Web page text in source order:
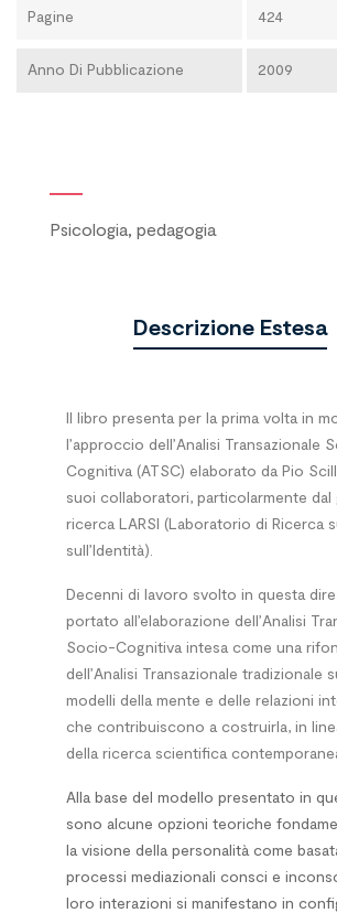
Pagine 424
Anno Di Pubblicazione 2009
Psicologia, pedagogia
Descrizione Estesa
Il libro presenta per la prima volta in
l’approccio dell’Analisi Transazionale
Cognitiva (ATSC) elaborato da Pio
suoi collaboratori, particolarmente dal
ricerca LARSI (Laboratorio di Ricerca
sull’Identità).
Decenni di lavoro svolto in questa
portato all’elaborazione dell’Analisi
Socio-Cognitiva intesa come una
dell’Analisi Transazionale tradizionale
modelli della mente e delle relazioni
che contribuiscono a costruirla, in
della ricerca scientifica
Alla base del modello presentato in
sono alcune opzioni teoriche
la visione della personalità come
processi mediazionali consci e
loro interazioni si manifestano in